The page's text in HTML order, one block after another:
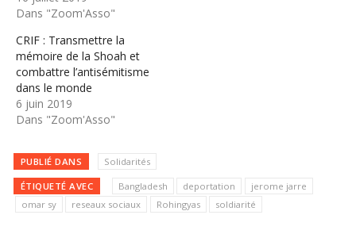
Dans "Zoom'Asso"
CRIF : Transmettre la
mémoire de la Shoah et
combattre l’antisémitisme
dans le monde
6 juin 2019
Dans "Zoom'Asso"
PUBLIÉ DANS Solidarités
ÉTIQUETÉ AVEC Bangladesh deportation
jerome jarre
omar sy
reseaux sociaux Rohingyas soldiarité